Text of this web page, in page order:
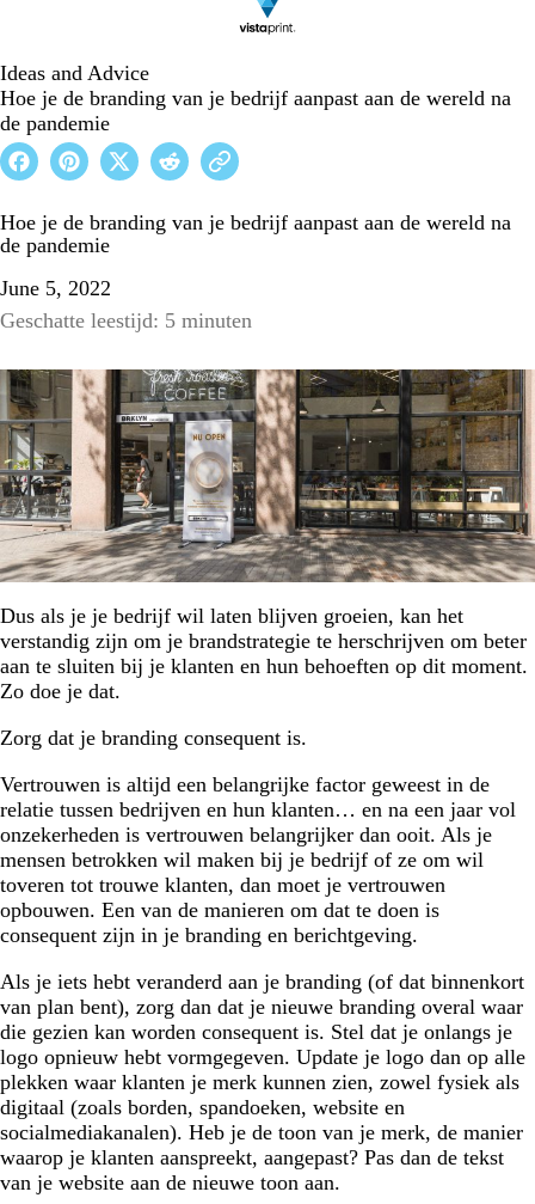
Ideas and Advice
Hoe je de branding van je bedrijf aanpast aan de wereld na
de pandemie
Hoe je de branding van je bedrijf aanpast aan de wereld na
de pandemie
June 5, 2022
Geschatte leestijd: 5 minuten
Dus als je je bedrijf wil laten blijven groeien, kan het
verstandig zijn om je brandstrategie te herschrijven om beter
aan te sluiten bij je klanten en hun behoeften op dit moment.
Zo doe je dat.
Zorg dat je branding consequent is.
Vertrouwen is altijd een belangrijke factor geweest in de
relatie tussen bedrijven en hun klanten… en na een jaar vol
onzekerheden is vertrouwen belangrijker dan ooit. Als je
mensen betrokken wil maken bij je bedrijf of ze om wil
toveren tot trouwe klanten, dan moet je vertrouwen
opbouwen. Een van de manieren om dat te doen is
consequent zijn in je branding en berichtgeving.
Als je iets hebt veranderd aan je branding (of dat binnenkort
van plan bent), zorg dan dat je nieuwe branding overal waar
die gezien kan worden consequent is. Stel dat je onlangs je
logo opnieuw hebt vormgegeven. Update je logo dan op alle
plekken waar klanten je merk kunnen zien, zowel fysiek als
digitaal (zoals borden, spandoeken, website en
socialmediakanalen). Heb je de toon van je merk, de manier
waarop je klanten aanspreekt, aangepast? Pas dan de tekst
van je website aan de nieuwe toon aan.